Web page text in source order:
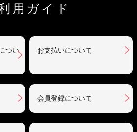
用ガイド
つい
お支払いについて
会員登録について